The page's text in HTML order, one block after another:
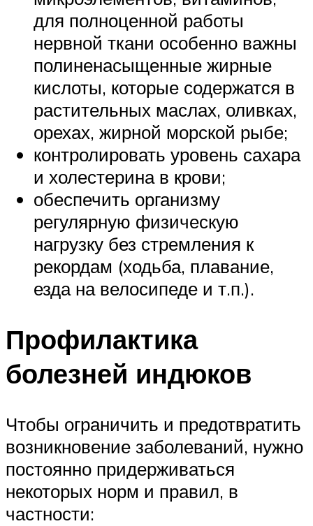
для полноценной работы
нервной ткани особенно важны
полиненасыщенные жирные
кислоты, которые содержатся в
растительных маслах, оливках,
орехах, жирной морской рыбе;
контролировать уровень сахара
и холестерина в крови;
обеспечить организму
регулярную физическую
нагрузку без стремления к
рекордам (ходьба, плавание,
езда на велосипеде и т.п.).
Профилактика
болезней индюков
Чтобы ограничить и предотвратить
возникновение заболеваний, нужно
постоянно придерживаться
некоторых норм и правил, в
частности: